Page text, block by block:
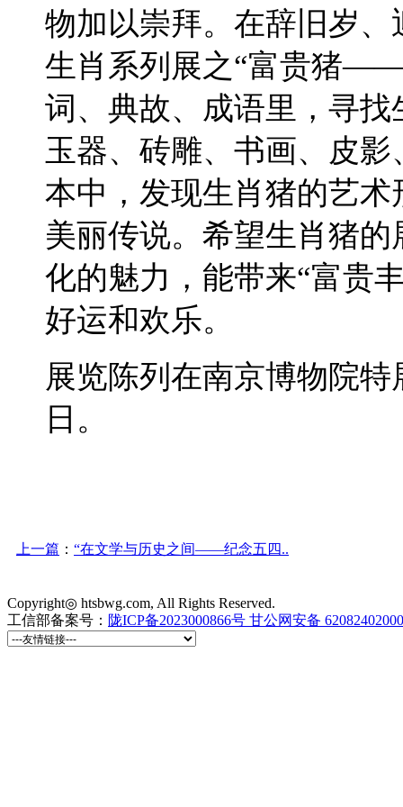
物加以崇拜。在辞旧岁
生肖系列展之“富贵猪
词、典故、成语里，寻
玉器、砖雕、书画、皮
本中，发现生肖猪的艺
美丽传说。希望生肖猪
化的魅力，能带来“富贵
好运和欢乐。
展览陈列在南京博物院
日。
上一篇 ： “在文学与历史之间——纪念五四..
Copyright◎ htsbwg.com, All Rights Reserved.
工信部备案号： 陇ICP备2023000866号 甘公网安备